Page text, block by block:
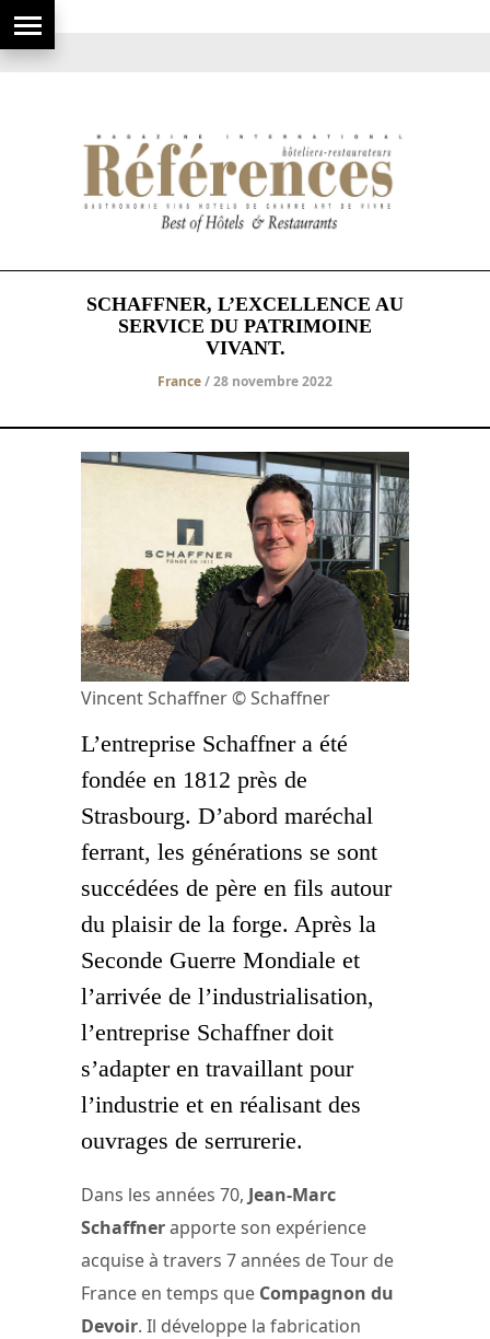
SCHAFFNER, L’EXCELLENCE AU
SERVICE DU PATRIMOINE
VIVANT.
France/ 28 novembre 2022
Vincent Schaffner © Schaffner
L’entreprise Schaffner a été
fondée en 1812 près de
Strasbourg. D’abord maréchal
ferrant, les générations se sont
succédées de père en fils autour
du plaisir de la forge. Après la
Seconde Guerre Mondiale et
l’arrivée de l’industrialisation,
l’entreprise Schaffner doit
s’adapter en travaillant pour
l’industrie et en réalisant des
ouvrages de serrurerie.
Dans les années 70, Jean-Marc
Schaffnerapporte son expérience
acquise à travers 7 années de Tour de
France en temps que Compagnon du
Devoir. Il développe la fabrication